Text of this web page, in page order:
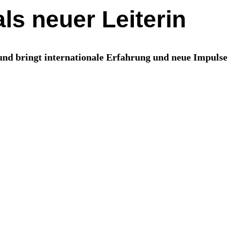
neuer Leiterin
bringt internationale Erfahrung und neue Impulse